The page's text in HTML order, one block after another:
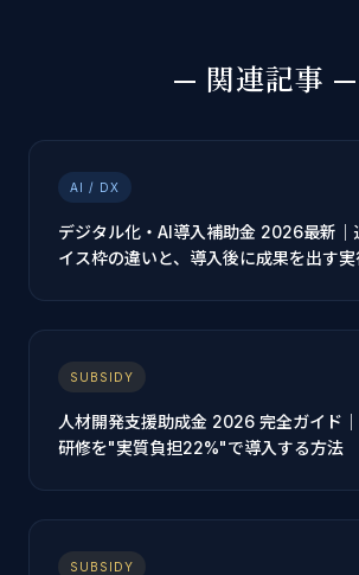
— 関連記事 —
AI / DX
デジタル化・AI導入補助金 2026最新｜
イス枠の違いと、導入後に成果を出す
SUBSIDY
人材開発支援助成金 2026 完全ガイド
研修を"実質負担22%"で導入する方法
SUBSIDY